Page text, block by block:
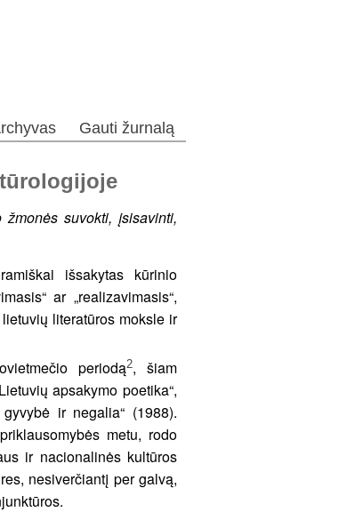
Gauti žurnalą
suvokti, įsisavinti,
išsakytas kūrinio
ar „realizavimasis“,
literatūros moksle ir
periodą2, šiam
apsakymo poetika“,
ir negalia“ (1988).
metu, rodo
ir nacionalinės kultūros
nesiverčiantį per galvą,